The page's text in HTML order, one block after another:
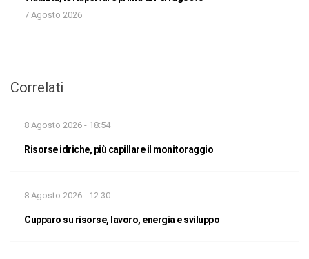
7 Agosto 2026
Correlati
8 Agosto 2026 - 18:54
Risorse idriche, più capillare il monitoraggio
8 Agosto 2026 - 12:30
Cupparo su risorse, lavoro, energia e sviluppo